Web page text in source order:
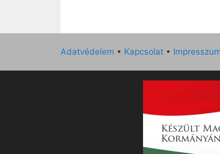
Adatvédelem • Kapcsolat •